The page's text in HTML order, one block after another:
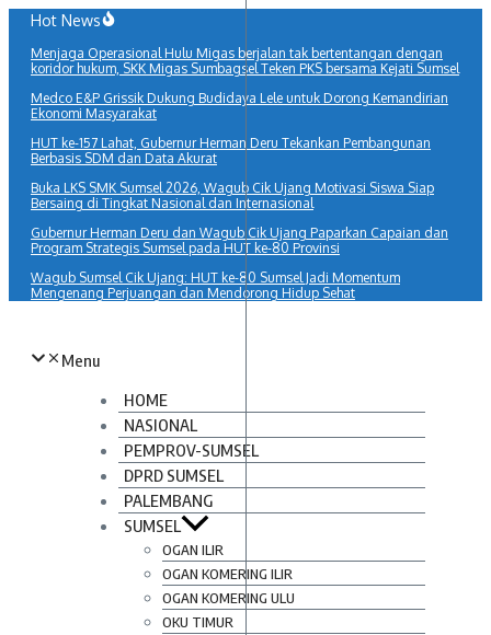
Lewati
konten
Hot News
Menjaga Operasional Hulu Migas berjalan tak bertentangan dengan
koridor hukum, SKK Migas Sumbagsel Teken PKS bersama Kejati Sumsel
Medco E&P Grissik Dukung Budidaya Lele untuk Dorong Kemandirian
Ekonomi Masyarakat
HUT ke-157 Lahat, Gubernur Herman Deru Tekankan Pembangunan
Berbasis SDM dan Data Akurat
Buka LKS SMK Sumsel 2026, Wagub Cik Ujang Motivasi Siswa Siap
Bersaing di Tingkat Nasional dan Internasional
Gubernur Herman Deru dan Wagub Cik Ujang Paparkan Capaian dan
Program Strategis Sumsel pada HUT ke-80 Provinsi
Wagub Sumsel Cik Ujang: HUT ke-80 Sumsel Jadi Momentum
Mengenang Perjuangan dan Mendorong Hidup Sehat
Menu
HOME
NASIONAL
PEMPROV-SUMSEL
DPRD SUMSEL
PALEMBANG
SUMSEL
OGAN ILIR
OGAN KOMERING ILIR
OGAN KOMERING ULU
OKU TIMUR